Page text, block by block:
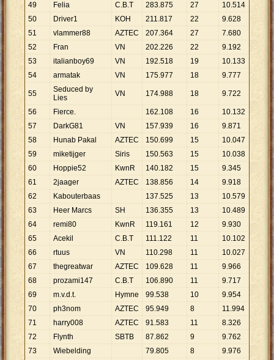
49
Felia C.B.T 283.875 27 10.514
50
Driver1 KOH 211.817 22 9.628
51
vlammer88 AZTEC 207.364 27 7.680
52
Fran VN 202.226 22 9.192
53
italianboy69 VN 192.518 19 10.133
54
armatak VN 175.977 18 9.777
55
Seduced by
Lies
VN 174.988 18 9.722
56 Fierce. 162.108 16 10.132
57
DarkG81 VN 157.939 16 9.871
58
Hunab Pakal AZTEC 150.699 15 10.047
59
miketijger Siris 150.563 15 10.038
60
Hoppie52 KwnR 140.182 15 9.345
61
2jaager AZTEC 138.856 14 9.918
62
Kabouterbaas 137.525 13 10.579
63
Heer Marcs SH 136.355 13 10.489
64
remi80 KwnR 119.161 12 9.930
65
Acekil C.B.T 111.122 11 10.102
66
rtuus VN 110.298 11 10.027
67
thegreatwar AZTEC 109.628 11 9.966
68
prozami147 C.B.T 106.890 11 9.717
69
m.v.d.t. Hymne 99.538 10 9.954
70
ph3nom AZTEC 95.949 8 11.994
71
harry008 AZTEC 91.583 11 8.326
72
Flynth SBTB 87.862 9 9.762
73
Wiebelding 79.805 8 9.976